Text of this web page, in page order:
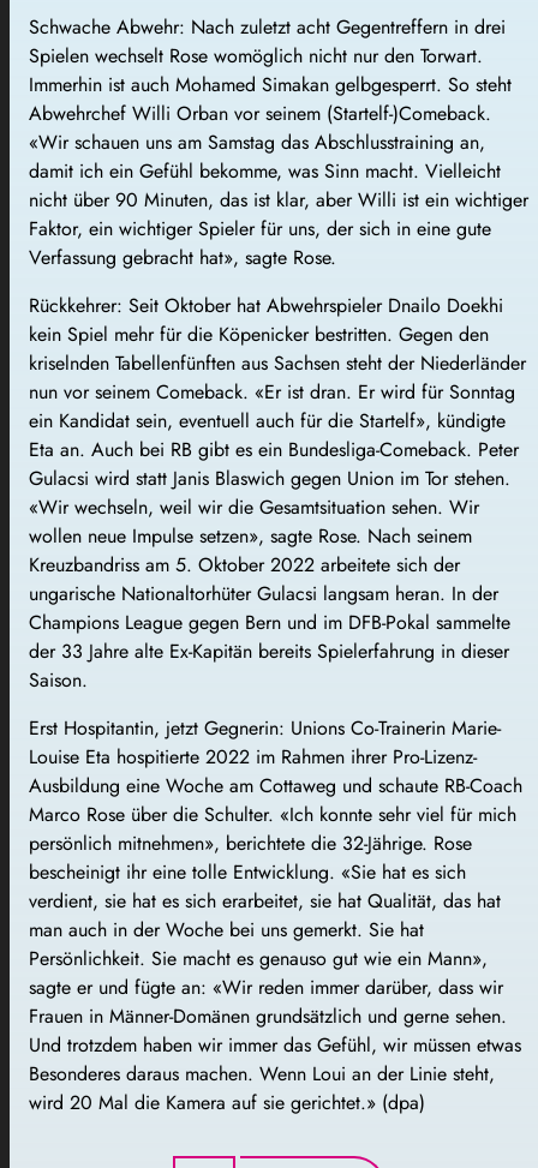
Schwache Abwehr: Nach zuletzt acht Gegentreffern in drei
Spielen wechselt Rose womöglich nicht nur den Torwart.
Immerhin ist auch Mohamed Simakan gelbgesperrt. So steht
Abwehrchef Willi Orban vor seinem (Startelf-)Comeback.
«Wir schauen uns am Samstag das Abschlusstraining an,
damit ich ein Gefühl bekomme, was Sinn macht. Vielleicht
nicht über 90 Minuten, das ist klar, aber Willi ist ein wichtiger
Faktor, ein wichtiger Spieler für uns, der sich in eine gute
Verfassung gebracht hat», sagte Rose.
Rückkehrer: Seit Oktober hat Abwehrspieler Dnailo Doekhi
kein Spiel mehr für die Köpenicker bestritten. Gegen den
kriselnden Tabellenfünften aus Sachsen steht der Niederländer
nun vor seinem Comeback. «Er ist dran. Er wird für Sonntag
ein Kandidat sein, eventuell auch für die Startelf», kündigte
Eta an. Auch bei RB gibt es ein Bundesliga-Comeback. Peter
Gulacsi wird statt Janis Blaswich gegen Union im Tor stehen.
«Wir wechseln, weil wir die Gesamtsituation sehen. Wir
wollen neue Impulse setzen», sagte Rose. Nach seinem
Kreuzbandriss am 5. Oktober 2022 arbeitete sich der
ungarische Nationaltorhüter Gulacsi langsam heran. In der
Champions League gegen Bern und im DFB-Pokal sammelte
der 33 Jahre alte Ex-Kapitän bereits Spielerfahrung in dieser
Saison.
Erst Hospitantin, jetzt Gegnerin: Unions Co-Trainerin Marie-
Louise Eta hospitierte 2022 im Rahmen ihrer Pro-Lizenz-
Ausbildung eine Woche am Cottaweg und schaute RB-Coach
Marco Rose über die Schulter. «Ich konnte sehr viel für mich
persönlich mitnehmen», berichtete die 32-Jährige. Rose
bescheinigt ihr eine tolle Entwicklung. «Sie hat es sich
verdient, sie hat es sich erarbeitet, sie hat Qualität, das hat
man auch in der Woche bei uns gemerkt. Sie hat
Persönlichkeit. Sie macht es genauso gut wie ein Mann»,
sagte er und fügte an: «Wir reden immer darüber, dass wir
Frauen in Männer-Domänen grundsätzlich und gerne sehen.
Und trotzdem haben wir immer das Gefühl, wir müssen etwas
Besonderes daraus machen. Wenn Loui an der Linie steht,
wird 20 Mal die Kamera auf sie gerichtet.» (dpa)